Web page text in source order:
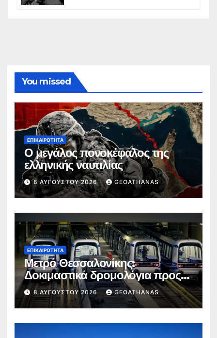
You missed
ΕΠΙΚΑΙΡΌΤΗΤΑ
Ο μεγάλος πονοκέφαλος της
ελληνικής ναυτιλίας
8 ΑΥΓΟΎΣΤΟΥ 2026 GEOATHANAS
ΕΠΙΚΑΙΡΌΤΗΤΑ
Μετρό Θεσσαλονίκης:
Δοκιμαστικά δρομολόγια προς
Καλαμαριά
8 ΑΥΓΟΎΣΤΟΥ 2026 GEOATHANAS